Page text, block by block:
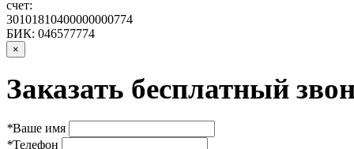
счет:
30101810400000000774
БИК: 046577774
×
Заказать бесплатный
*Ваше имя
*Телефон